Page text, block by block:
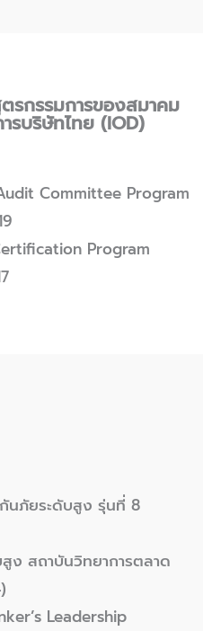
รกรรมการของสมาคม
รบริษัทไทย (IOD)
Committee Program
Program
นภัยระดับสูง รุ่นที่ 8
ง สถาบันวิทยาการตลาด
Leadership